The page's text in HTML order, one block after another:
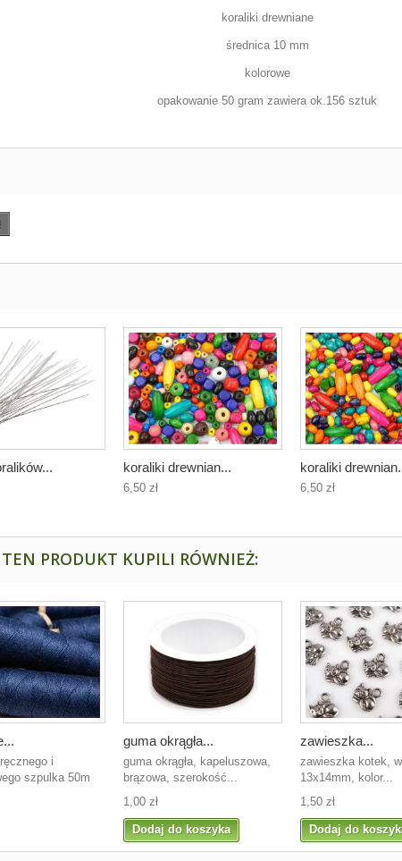
koraliki drewniane
średnica 10 mm
kolorowe
opakowanie 50 gram zawiera ok.156 sztuk
koraliki drewnian...
6,50 zł
koraliki
6,50 zł
PRODUKT KUPILI RÓWNIEŻ:
i
szpulka 50m
guma okrągła...
guma okrągła, kapeluszowa,
brązowa, szerokość...
1,00 zł
Dodaj do koszyka
zawieszka...
zawieszka kotek,
13x14mm, kolor...
1,50 zł
Dodaj do